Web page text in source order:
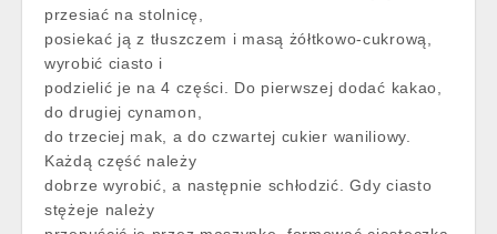
przesiać na stolnicę,
posiekać ją z tłuszczem i masą żółtkowo-cukrową,
wyrobić ciasto i
podzielić je na 4 części. Do pierwszej dodać kakao,
do drugiej cynamon,
do trzeciej mak, a do czwartej cukier waniliowy.
Każdą część należy
dobrze wyrobić, a następnie schłodzić. Gdy ciasto
stężeje należy